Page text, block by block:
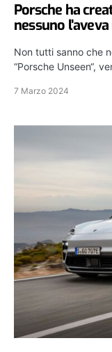
Porsche ha
nessuno
Non tutti sanno che
“Porsche Unseen“,
7 Marzo 2024